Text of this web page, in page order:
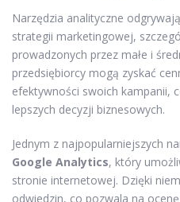
Narzędzia analityczne
strategii marketingowej,
prowadzonych przez małe i
przedsiębiorcy mogą zyskać
efektywności swoich kampanii,
lepszych decyzji biznesowych.
Jednym z najpopularniejszych
Google Analytics, który
stronie internetowej. Dzięki
odwiedzin, co pozwala na